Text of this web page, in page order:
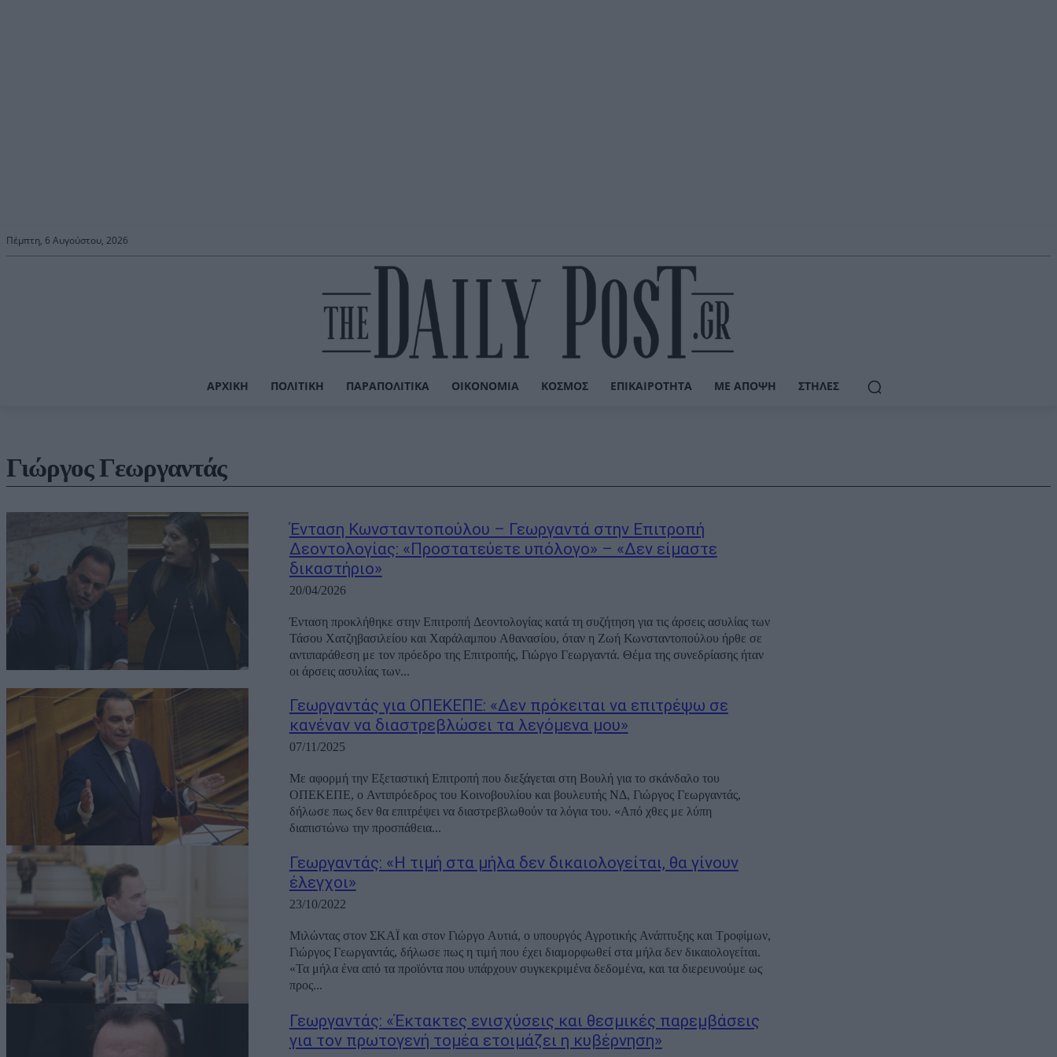
Πέμπτη, 6 Αυγούστου, 2026
ΑΡΧΙΚΉ ΠΟΛΙΤΙΚΉ ΠΑΡΑΠΟΛΙΤΙΚΆ ΟΙΚΟΝΟΜΊΑ ΚΌΣΜΟΣ ΕΠΙΚΑΙΡΌΤΗΤΑ ΜΕ ΆΠΟΨΗ ΣΤΉΛΕΣ
Γιώργος Γεωργαντάς
Ένταση Κωνσταντοπούλου – Γεωργαντά στην Επιτροπή
Δεοντολογίας: «Προστατεύετε υπόλογο» – «Δεν είμαστε
δικαστήριο»
20/04/2026
Ένταση προκλήθηκε στην Επιτροπή Δεοντολογίας κατά τη συζήτηση για τις άρσεις ασυλίας των
Τάσου Χατζηβασιλείου και Χαράλαμπου Αθανασίου, όταν η Ζωή Κωνσταντοπούλου ήρθε σε
αντιπαράθεση με τον πρόεδρο της Επιτροπής, Γιώργο Γεωργαντά. Θέμα της συνεδρίασης ήταν
οι άρσεις ασυλίας των...
Γεωργαντάς για ΟΠΕΚΕΠΕ: «Δεν πρόκειται να επιτρέψω σε
κανέναν να διαστρεβλώσει τα λεγόμενα μου»
07/11/2025
Με αφορμή την Εξεταστική Επιτροπή που διεξάγεται στη Βουλή για το σκάνδαλο του
ΟΠΕΚΕΠΕ, ο Αντιπρόεδρος του Κοινοβουλίου και βουλευτής ΝΔ, Γιώργος Γεωργαντάς,
δήλωσε πως δεν θα επιτρέψει να διαστρεβλωθούν τα λόγια του. «Από χθες με λύπη
διαπιστώνω την προσπάθεια...
Γεωργαντάς: «Η τιμή στα μήλα δεν δικαιολογείται, θα γίνουν
έλεγχοι»
23/10/2022
Μιλώντας στον ΣΚΑΪ και στον Γιώργο Αυτιά, ο υπουργός Αγροτικής Ανάπτυξης και Τροφίμων,
Γιώργος Γεωργαντάς, δήλωσε πως η τιμή που έχει διαμορφωθεί στα μήλα δεν δικαιολογείται.
«Τα μήλα ένα από τα προϊόντα που υπάρχουν συγκεκριμένα δεδομένα, και τα διερευνούμε ως
προς...
Γεωργαντάς: «Έκτακτες ενισχύσεις και θεσμικές παρεμβάσεις
για τον πρωτογενή τομέα ετοιμάζει η κυβέρνηση»